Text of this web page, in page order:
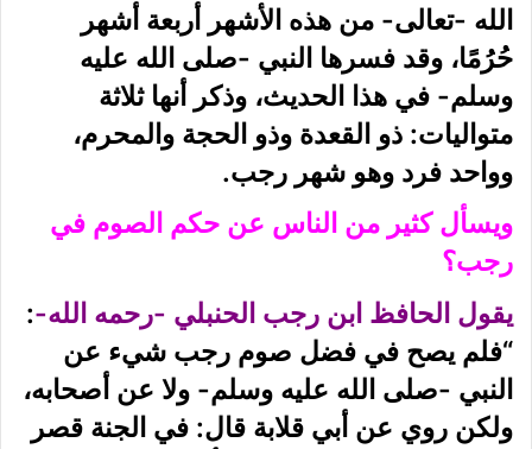
الله -تعالى- من هذه الأشهر أربعة أشهر
حُرُمًا، وقد فسرها النبي -صلى الله عليه
وسلم- في هذا الحديث، وذكر أنها ثلاثة
متواليات: ذو القعدة وذو الحجة والمحرم،
وواحد فرد وهو شهر رجب.
ويسأل كثير من الناس عن حكم الصوم في
رجب؟
يقول الحافظ ابن رجب الحنبلي -رحمه الله-:
“فلم يصح في فضل صوم رجب شيء عن
النبي -صلى الله عليه وسلم- ولا عن أصحابه،
ولكن روي عن أبي قلابة قال: في الجنة قصر